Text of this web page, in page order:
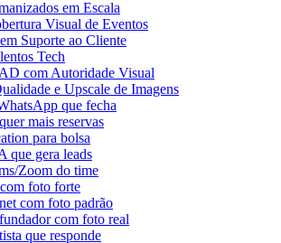
em Escala
Visual de Eventos
Suporte ao Cliente
Tech
com Autoridade Visual
e Upscale de Imagens
que fecha
mais reservas
para bolsa
que gera leads
Zoom do time
foto forte
com foto padrão
com foto real
que responde